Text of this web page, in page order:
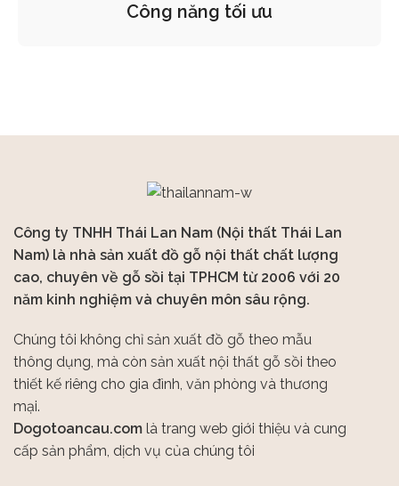
Công năng tối ưu
Công ty TNHH Thái Lan Nam (Nội thất Thái Lan
Nam) là nhà sản xuất đồ gỗ nội thất chất lượng
cao, chuyên về gỗ sồi tại TPHCM từ 2006 với 20
năm kinh nghiệm và chuyên môn sâu rộng.
Chúng tôi không chỉ sản xuất đồ gỗ theo mẫu
thông dụng, mà còn sản xuất nội thất gỗ sồi theo
thiết kế riêng cho gia đình, văn phòng và thương
mại.
Dogotoancau.com là trang web giới thiệu và cung
cấp sản phẩm, dịch vụ của chúng tôi